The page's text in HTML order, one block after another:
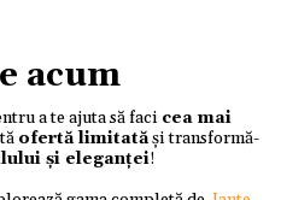
acum
a te ajuta să faci cea mai
ofertă limitatăși transformă-
și eleganței!